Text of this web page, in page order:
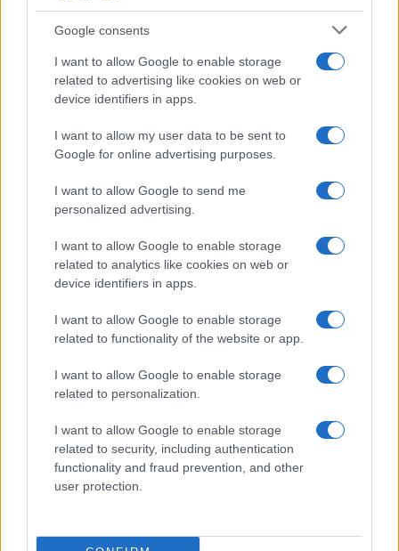
Google consents
I want to allow Google to enable storage
related to advertising like cookies on web or
device identifiers in apps.
I want to allow my user data to be sent to
Google for online advertising purposes.
I want to allow Google to send me
personalized advertising.
I want to allow Google to enable storage
related to analytics like cookies on web or
device identifiers in apps.
I want to allow Google to enable storage
related to functionality of the website or app.
I want to allow Google to enable storage
related to personalization.
I want to allow Google to enable storage
related to security, including authentication
functionality and fraud prevention, and other
user protection.